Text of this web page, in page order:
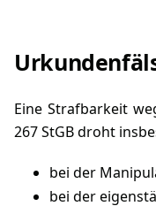
Eine Strafbarkeit
267 StGBdroht
bei der
bei der